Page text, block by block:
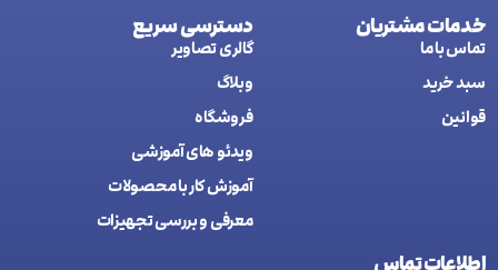
خدمات مشتریان
تماس با ما
سبد خرید
قوانین
دسترسی سریع
گالری تصاویر
وبلاگ
فروشگاه
ويدئو های آموزشی
آموزش کار با محصولات
معرفی و بررسی تجهیزات
اطلاعات تماس